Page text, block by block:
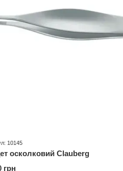
10145
осколковий Clauberg
грн